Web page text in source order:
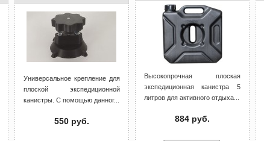
Универсальное крепление для
плоской экспедиционной
канистры. С помощью данног...
550 руб.
Высокопрочная плоская
экспедиционная канистра 5
литров для активного отдыха...
884 руб.